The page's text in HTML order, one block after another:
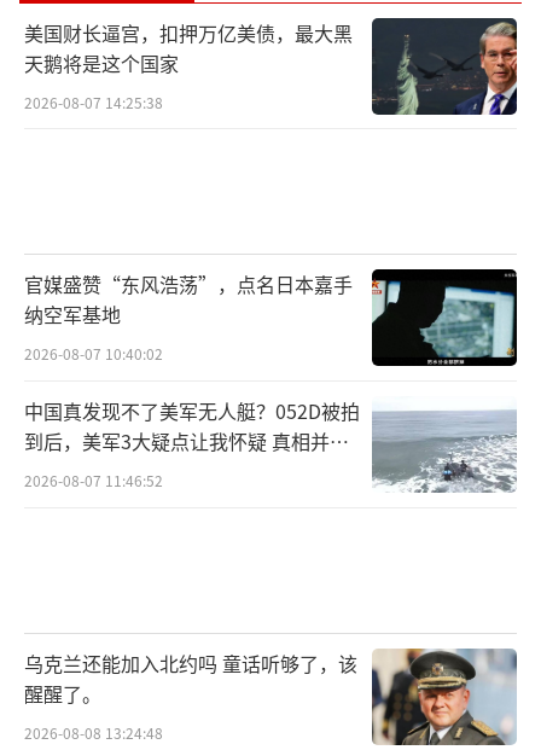
美国财长逼宫，扣押万亿美债，最大黑
天鹅将是这个国家
2026-08-07 14:25:38
官媒盛赞“东风浩荡”，点名日本嘉手
纳空军基地
2026-08-07 10:40:02
中国真发现不了美军无人艇？052D被拍
到后，美军3大疑点让我怀疑 真相并非
如此
2026-08-07 11:46:52
乌克兰还能加入北约吗 童话听够了，该
醒醒了。
2026-08-08 13:24:48